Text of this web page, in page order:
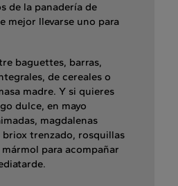
de la panadería de
mejor llevarse uno para
baguettes, barras,
de cereales o
madre. Y si quieres
dulce, en mayo
magdalenas
briox trenzado, rosquillas
para acompañar